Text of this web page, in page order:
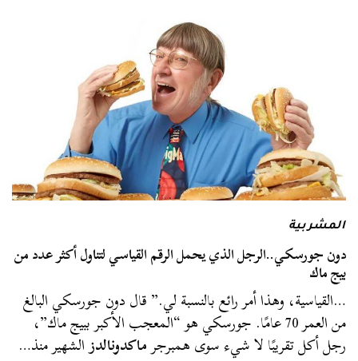
المشربية
دون جورسكي..الرجل الذي يحمل الرقم القياسي لتناول أكثر عدد من
بيج ماك
…القياسية، وهذا أمر رائع بالنسبة لي.” قال دون جورسكي البالغ
من العمر 70 عامًا. جورسكي هو “المعجب الأكبر ببيج ماك”،
رجل أكل تقريبًا لا شيء سوى همبرجرماكدونالدزالشهير منذ…